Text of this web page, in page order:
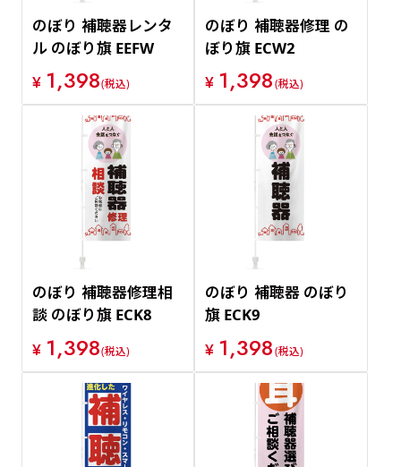
のぼり 補聴器レンタ
ル のぼり旗 EEFW
¥ 1,398(税込)
のぼり 補聴器修理 の
ぼり旗 ECW2
¥ 1,398(税込)
のぼり 補聴器修理相
談 のぼり旗 ECK8
¥ 1,398(税込)
のぼり 補聴器 のぼり
旗 ECK9
¥ 1,398(税込)